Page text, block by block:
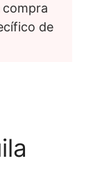
compra
de